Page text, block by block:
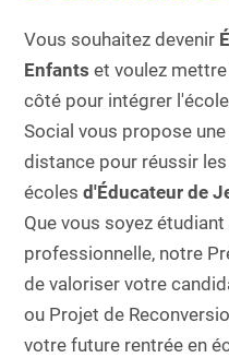
Vous souhaitez devenir
Enfants et voulez
côté pour intégrer
Social vous propose
distance pour réussir
écolesd'Éducateur de
Que vous soyez
professionnelle, notre
de valoriser votre
ou Projet de
votre future rentrée en